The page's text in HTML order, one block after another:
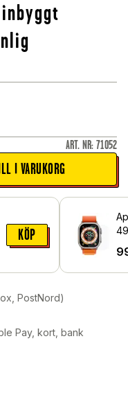
ART. NR: 71052
I VARUKORG
KÖP
PostNord)
Pay, kort, bank